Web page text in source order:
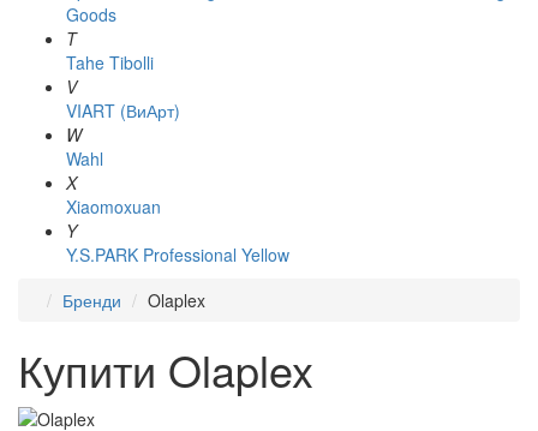
Goods
T
Tahe Tibolli
V
VIART (ВиАрт)
W
Wahl
X
Xiaomoxuan
Y
Y.S.PARK Professional Yellow
Бренди
Olaplex
Купити Olaplex